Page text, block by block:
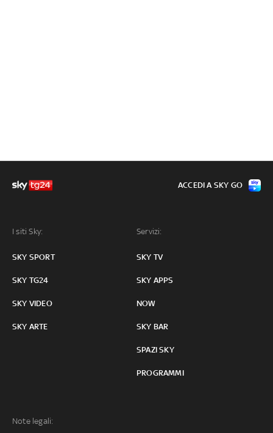
I siti Sky:
SKY SPORT
SKY TG24
SKY VIDEO
SKY ARTE
Servizi:
SKY TV
SKY APPS
NOW
SKY BAR
SPAZI SKY
PROGRAMMI
Note legali:
ACCEDI A SKY GO